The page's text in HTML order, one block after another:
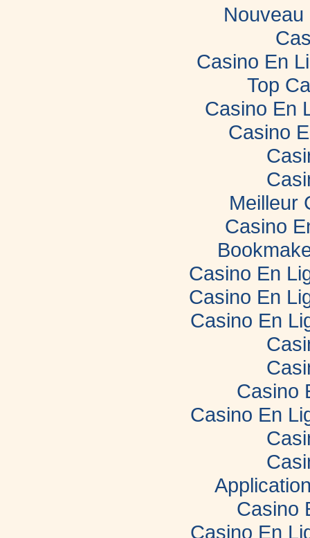
Casino En
Top
Casino En
Casino
Meilleur
Casino
Casino En
Casino En
Casino En
Casino
Casino En
Casino
Casino En